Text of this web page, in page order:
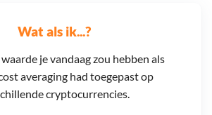
Wat als ik...?
je vandaag zou hebben als
averaging had toegepast op
cryptocurrencies.